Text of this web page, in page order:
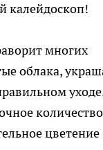
калейдоскоп!
многих
облака,
количество
цветение